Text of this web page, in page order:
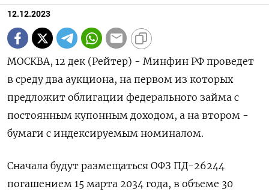
12.12.2023
МОСКВА, 12 дек (Рейтер) - Минфин РФ проведет
в среду два аукциона, на первом из которых
предложит облигации федерального займа с
постоянным купонным доходом, а на втором -
бумаги с индексируемым номиналом.
Сначала будут размещаться ОФЗ ПД-26244
погашением 15 марта 2034 года, в объеме 30